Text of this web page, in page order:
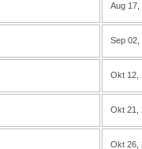
Aug 17,
Sep 02,
Okt 12,
Okt 21,
Okt 26,